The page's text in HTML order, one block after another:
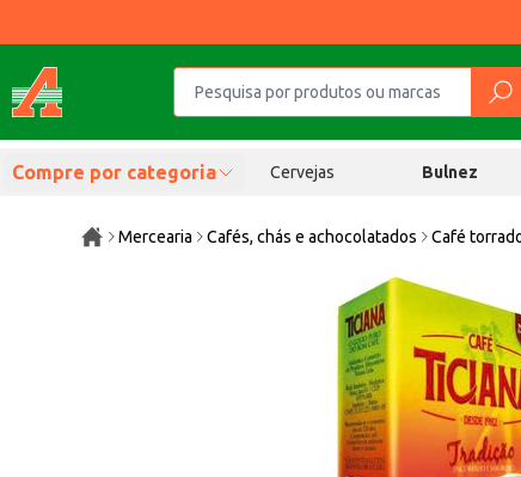
Compre por categoria Cervejas Bulnez
Mercearia Cafés, chás e achocolatados Café